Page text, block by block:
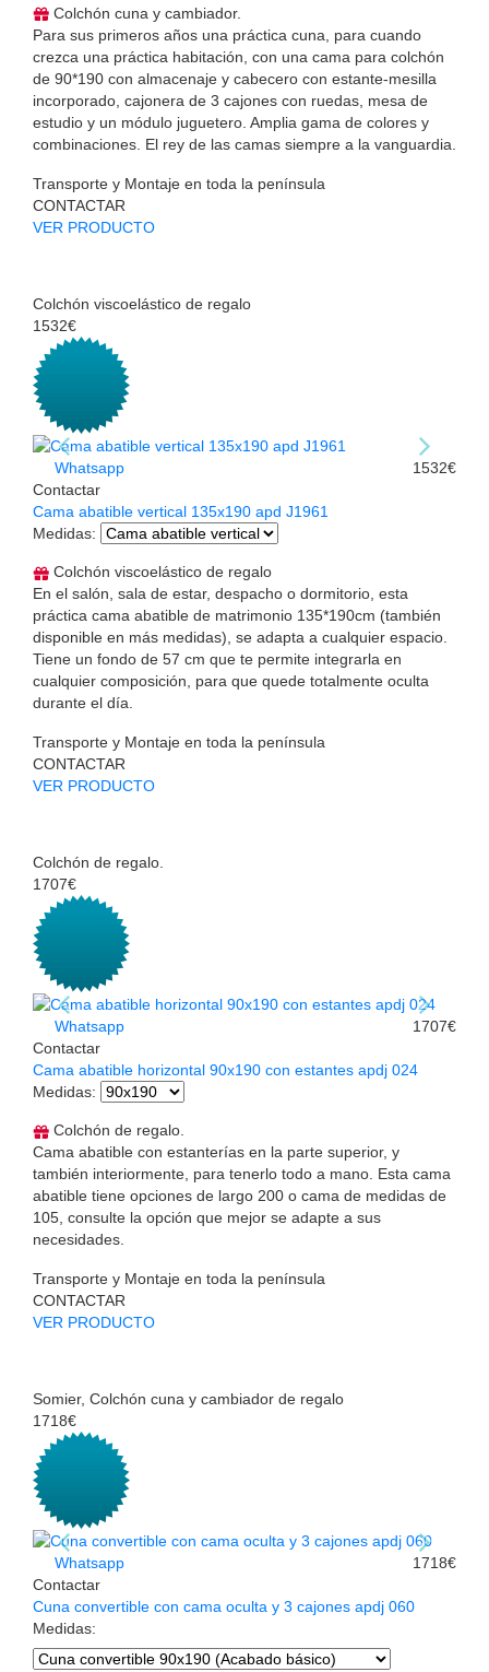
Colchón cuna y cambiador.
Para sus primeros años una práctica cuna, para cuando
crezca una práctica habitación, con una cama para colchón
de 90*190 con almacenaje y cabecero con estante-mesilla
incorporado, cajonera de 3 cajones con ruedas, mesa de
estudio y un módulo juguetero. Amplia gama de colores y
combinaciones. El rey de las camas siempre a la vanguardia.
Transporte y Montaje en toda la península
CONTACTAR
VER PRODUCTO
Colchón viscoelástico de regalo
1532€
Whatsapp
Contactar
1532€
Cama abatible vertical 135x190 apd J1961
Medidas:
Colchón viscoelástico de regalo
En el salón, sala de estar, despacho o dormitorio, esta
práctica cama abatible de matrimonio 135*190cm (también
disponible en más medidas), se adapta a cualquier espacio.
Tiene un fondo de 57 cm que te permite integrarla en
cualquier composición, para que quede totalmente oculta
durante el día.
Transporte y Montaje en toda la península
CONTACTAR
VER PRODUCTO
Colchón de regalo.
1707€
Whatsapp
Contactar
1707€
Cama abatible horizontal 90x190 con estantes apdj 024
Medidas:
Colchón de regalo.
Cama abatible con estanterías en la parte superior, y
también interiormente, para tenerlo todo a mano. Esta cama
abatible tiene opciones de largo 200 o cama de medidas de
105, consulte la opción que mejor se adapte a sus
necesidades.
Transporte y Montaje en toda la península
CONTACTAR
VER PRODUCTO
Somier, Colchón cuna y cambiador de regalo
1718€
Whatsapp
Contactar
1718€
Cuna convertible con cama oculta y 3 cajones apdj 060
Medidas: